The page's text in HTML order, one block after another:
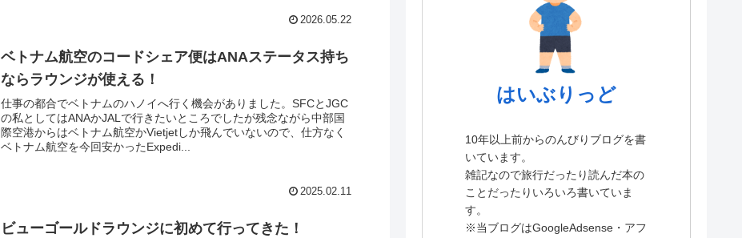
2026.05.22
ベトナム航空のコードシェア便はANAステータス持ち
ならラウンジが使える！
仕事の都合でベトナムのハノイへ行く機会がありました。SFCとJGC
の私としてはANAかJALで行きたいところでしたが残念ながら中部国
際空港からはベトナム航空かVietjetしか飛んでいないので、仕方なく
ベトナム航空を今回安かったExpedi...
2025.02.11
ビューゴールドラウンジに初めて行ってきた！
はいぶりっど
10年以上前からのんびりブログを書
いています。
雑記なので旅行だったり読んだ本の
ことだったりいろいろ書いていま
す。
※当ブログはGoogleAdsense・アフ